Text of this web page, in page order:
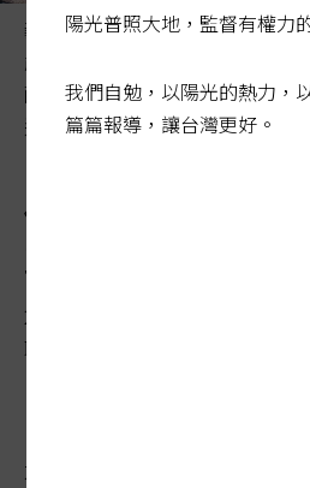
義大利米蘭一處交通限制區，除
能即時辨別減速，另也清楚標示
配略有抬升的減速台，還有不同
通安全協會顧問火花羅提供
他山之石／減速
車道或抬升路面
2023-12-19 02:18:05
聯合報 / 記者周湘芸、周彥妤／
不少國家要設置減速交通
陽光普照大地，監督有權力
我們自勉，以陽光的熱力，
篇篇報導，讓台灣更好。